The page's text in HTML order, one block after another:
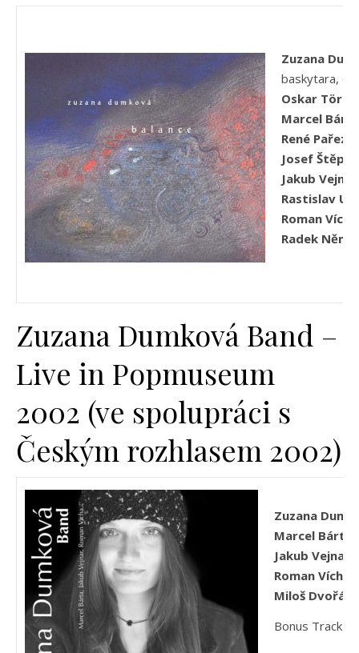
Zuzana
baskytara,
Oskar Török
Marcel Bárta
René Pařez
Josef
Jakub Vejnar
Rastislav
Roman Vícha
Radek
Zuzana Dumková Band –
Live in Popmuseum
2002 (ve spolupráci s
Českým rozhlasem 2002)
Zuzana
Marcel Bárta
Jakub Vejnar
Roman Vícha
Miloš
Bonus Track 7